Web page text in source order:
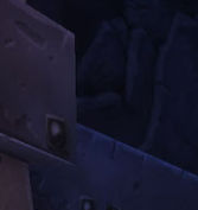
4: ВОЙНА, КОТОРАЯ